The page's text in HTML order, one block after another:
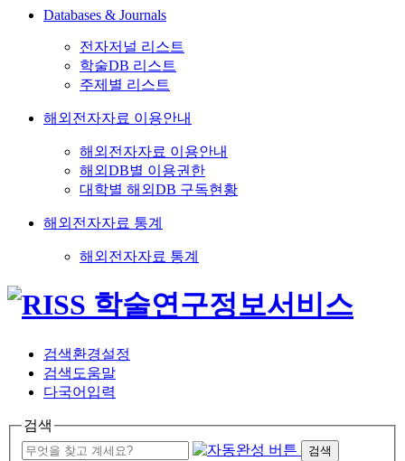
Databases & Journals
전자저널 리스트
학술DB 리스트
주제별 리스트
해외전자자료 이용안내
해외전자자료 이용안내
해외DB별 이용권한
대학별 해외DB 구독현황
해외전자자료 통계
해외전자자료 통계
검색환경설정
검색도움말
다국어입력
검색
검색